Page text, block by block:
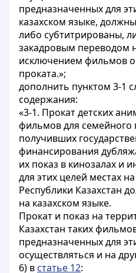
предназначенных для
казахском языке,
либо субтитрированы,
закадровым переводом
исключением фильмов
проката.»;
дополнить пунктом 3-1
содержания:
«3-1. Прокат детских
фильмов для семейного
получивших
финансирования
их показ в кинозалах и
для этих целей местах
Республики Казахстан
на казахском языке.
Прокат и показ на
Казахстан таких
предназначенных для
осуществляться и на
6) в статье 12: